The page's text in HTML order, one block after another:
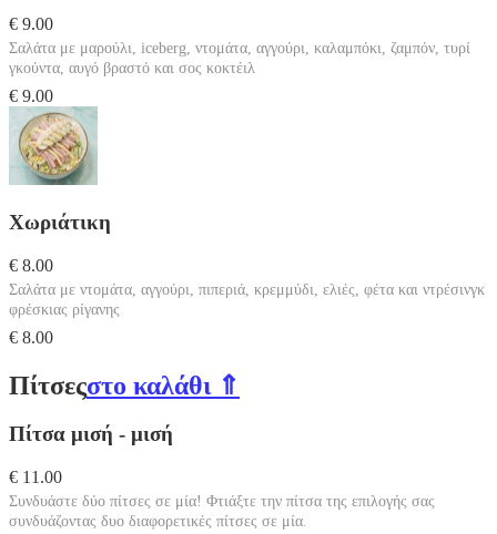
€ 9.00
Σαλάτα με μαρούλι, iceberg, ντομάτα, αγγούρι, καλαμπόκι, ζαμπόν, τυρί
γκούντα, αυγό βραστό και σος κοκτέιλ
€ 9.00
Χωριάτικη
€ 8.00
Σαλάτα με ντομάτα, αγγούρι, πιπεριά, κρεμμύδι, ελιές, φέτα και ντρέσινγκ
φρέσκιας ρίγανης
€ 8.00
Πίτσεςστο καλάθι ⇑
Πίτσα μισή - μισή
€ 11.00
Συνδυάστε δύο πίτσες σε μία! Φτιάξτε την πίτσα της επιλογής σας
συνδυάζοντας δυο διαφορετικές πίτσες σε μία.